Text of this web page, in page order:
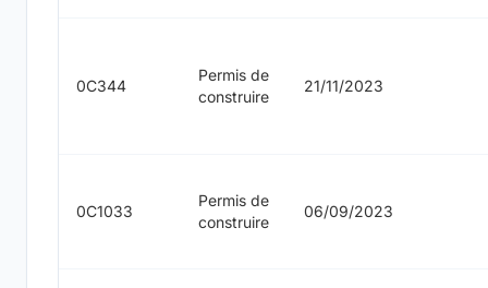
0C344
Permis de
construire
21/11/2023
0C1033
Permis de
construire
06/09/2023